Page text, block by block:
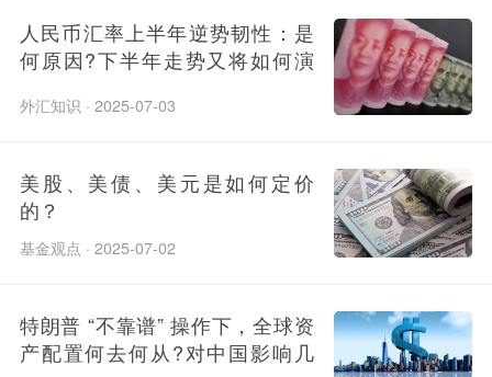
人民币汇率上半年逆势韧性：是
何原因?下半年走势又将如何演
外汇知识 · 2025-07-03
美股、美债、美元是如何定价
的？
基金观点 · 2025-07-02
特朗普 “不靠谱” 操作下，全球资
产配置何去何从?对中国影响几